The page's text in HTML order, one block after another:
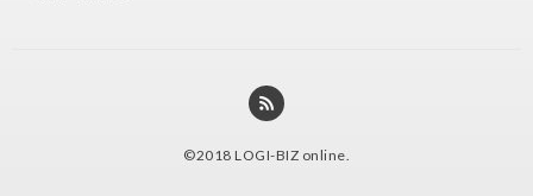
©2018 LOGI-BIZ online